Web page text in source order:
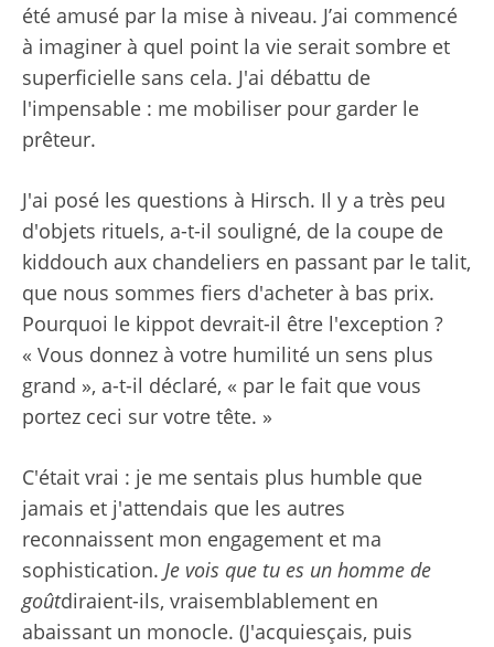
été amusé par la mise à niveau. J’ai commencé
à imaginer à quel point la vie serait sombre et
superficielle sans cela. J'ai débattu de
l'impensable : me mobiliser pour garder le
prêteur.
J'ai posé les questions à Hirsch. Il y a très peu
d'objets rituels, a-t-il souligné, de la coupe de
kiddouch aux chandeliers en passant par le talit,
que nous sommes fiers d'acheter à bas prix.
Pourquoi le kippot devrait-il être l'exception ?
« Vous donnez à votre humilité un sens plus
grand », a-t-il déclaré, « par le fait que vous
portez ceci sur votre tête. »
C'était vrai : je me sentais plus humble que
jamais et j'attendais que les autres
reconnaissent mon engagement et ma
sophistication. Je vois que tu es un homme de
goûtdiraient-ils, vraisemblablement en
abaissant un monocle. (J'acquiesçais, puis